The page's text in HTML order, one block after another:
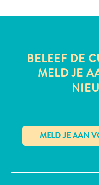
inclusive
Appartementen
Plan
BELEEF DE
MELD JE